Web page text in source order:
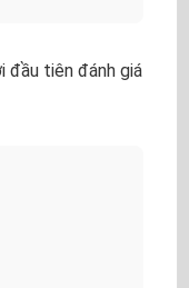
đầu tiên đánh giá